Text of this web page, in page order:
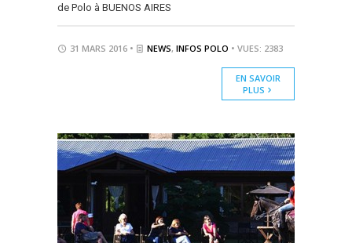
de Polo à BUENOS AIRES
31 MARS 2016 • NEWS, INFOS POLO • VUES: 2383
EN SAVOIR
PLUS